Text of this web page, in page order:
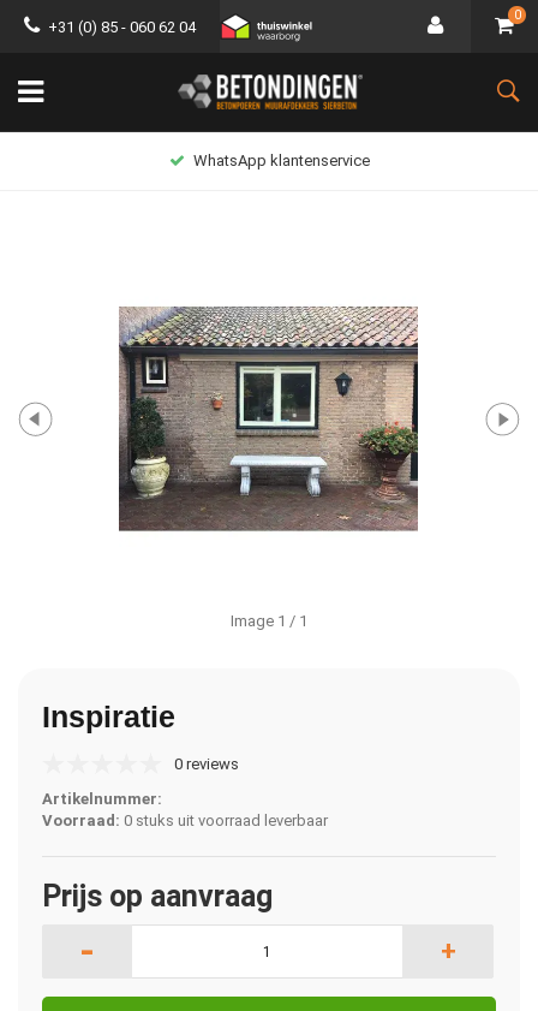
+31 (0) 85 - 060 62 04
0
WhatsApp klantenservice
Image 1 / 1
Inspiratie
0 reviews
Artikelnummer:
Voorraad: 0 stuks uit voorraad leverbaar
Prijs op aanvraag
- +